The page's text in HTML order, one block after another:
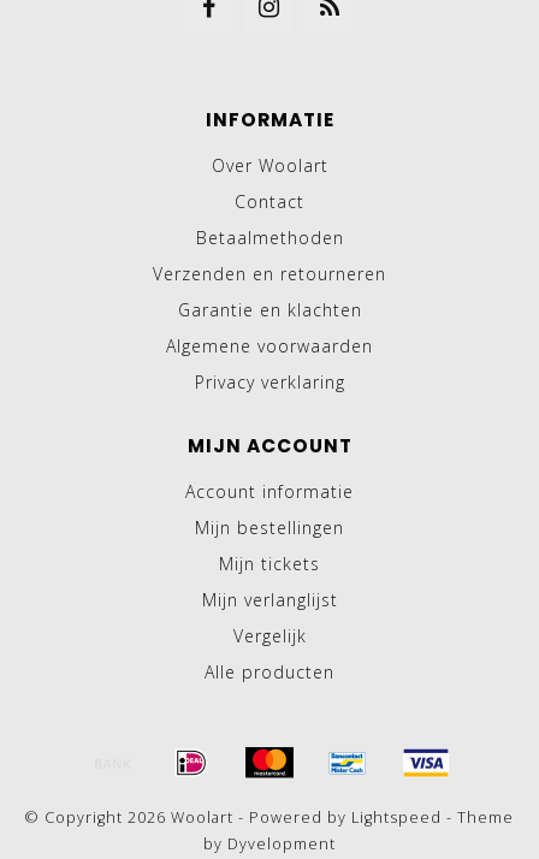
INFORMATIE
Over Woolart
Contact
Betaalmethoden
Verzenden en retourneren
Garantie en klachten
Algemene voorwaarden
Privacy verklaring
MIJN ACCOUNT
Account informatie
Mijn bestellingen
Mijn tickets
Mijn verlanglijst
Vergelijk
Alle producten
© Copyright 2026 Woolart - Powered by Lightspeed - Theme
by Dyvelopment